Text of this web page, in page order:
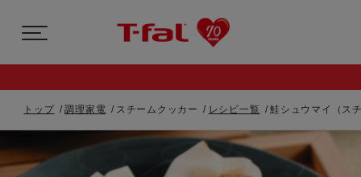
トップ 調理家電 スチームクッカー レシピ一覧 鮭シュウマイ（ス